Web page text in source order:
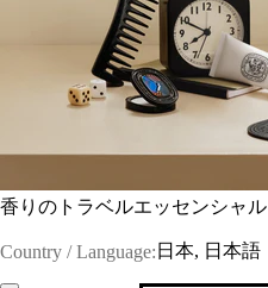
香りのトラベルエッセンシャル
Country / Language: 日本, 日本語